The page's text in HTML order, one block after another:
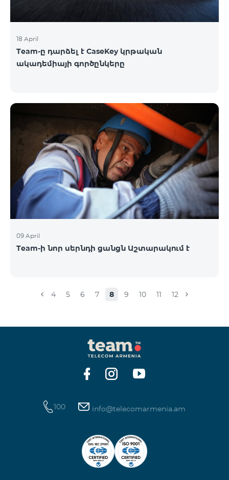
18 April
Team-ը դարձել է CaseKey կրթական
ակադեմիայի գործընկերը
09 April
Team-ի նոր սերնդի ցանցն Աշտարակում է
4 5 6 7 8 9 10 11 12
100 info@telecomarmenia.am